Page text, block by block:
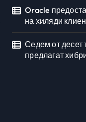
Oracle
на хиляди
Седем от десет
предлагат